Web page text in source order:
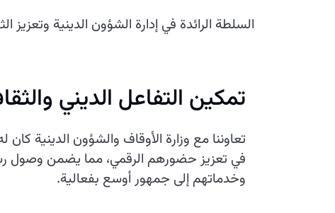
السلطة الرائدة في إدارة الشؤون الدينية وتعزيز
تمكين التفاعل الديني
تعاوننا مع وزارة الأوقاف والشؤون الدينية
في تعزيز حضورهم الرقمي، مما يضمن وصول
وخدماتهم إلى جمهور أوسع بفعالية.